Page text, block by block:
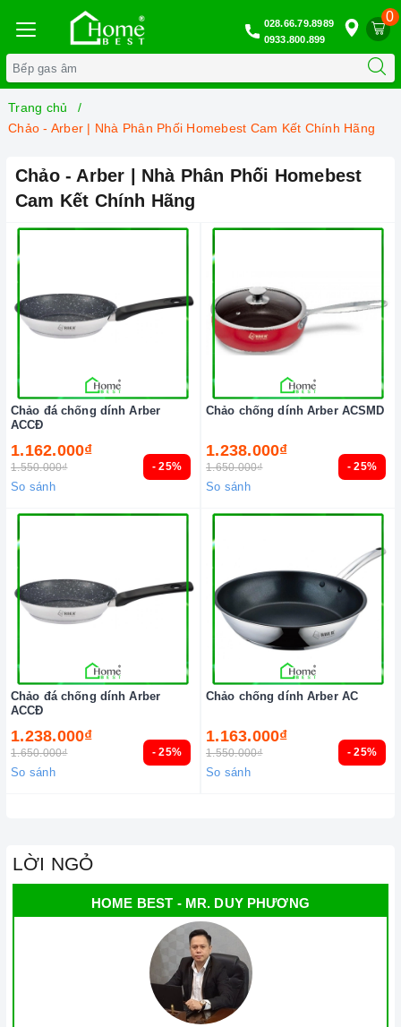
0
028.66.79.8989
0933.800.899
Trang chủ
Chảo - Arber | Nhà Phân Phối Homebest Cam Kết Chính Hãng
Chảo - Arber | Nhà Phân Phối Homebest
Cam Kết Chính Hãng
- 25%
Chảo đá chống dính Arber
ACCĐ
1.162.000₫
1.550.000₫
So sánh
- 25%
Chảo chống dính Arber ACSMD
1.238.000₫
1.650.000₫
So sánh
- 25%
Chảo đá chống dính Arber
ACCĐ
1.238.000₫
1.650.000₫
So sánh
- 25%
Chảo chống dính Arber AC
1.163.000₫
1.550.000₫
So sánh
LỜI NGỎ
HOME BEST - MR. DUY PHƯƠNG